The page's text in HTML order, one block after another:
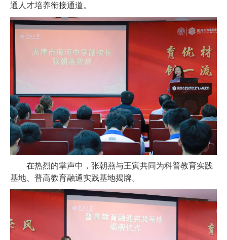
通人才培养衔接通道。
在热烈的掌声中，张朝燕与王寅共同为科普教育实践
基地、普高教育融通实践基地揭牌。